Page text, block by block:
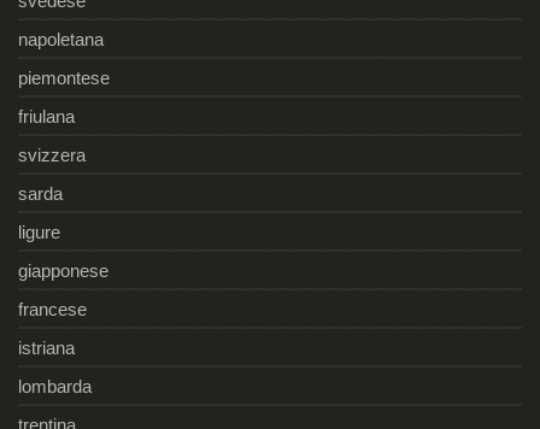
napoletana
piemontese
friulana
svizzera
sarda
ligure
giapponese
francese
istriana
lombarda
trentina